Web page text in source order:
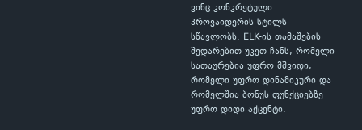
ვინც კონკრეტული
პროვაიდერის სტილს
სწავლობს. ELK-ის თამაშების
შედარებით უკეთ ჩანს, რომელი
სათაურებია უფრო მშვიდი,
რომელი უფრო დინამიკური და
რომელშია ბონუს ფუნქციებზე
უფრო დიდი აქცენტი.